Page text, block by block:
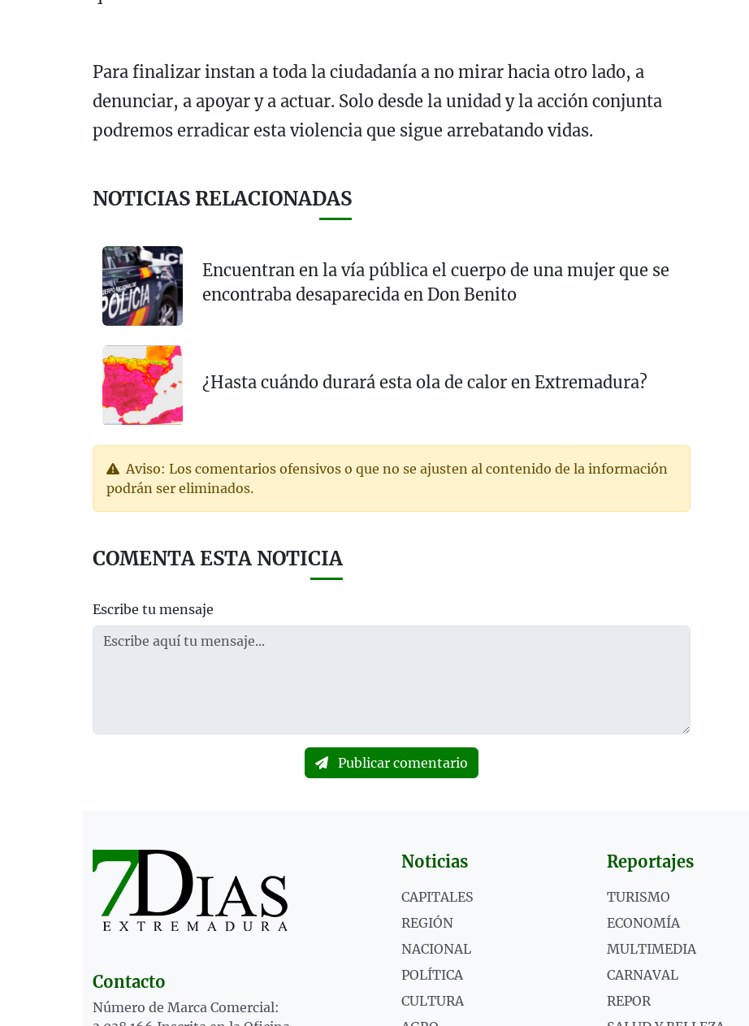
Para finalizar instan a toda la ciudadanía a no mirar hacia otro lado, a
denunciar, a apoyar y a actuar. Solo desde la unidad y la acción conjunta
podremos erradicar esta violencia que sigue arrebatando vidas.
NOTICIAS RELACIONADAS
Encuentran en la vía pública el cuerpo de una mujer que se
encontraba desaparecida en Don Benito
¿Hasta cuándo durará esta ola de calor en Extremadura?
Aviso: Los comentarios ofensivos o que no se ajusten al contenido de la información
podrán ser eliminados.
COMENTA ESTA NOTICIA
Escribe tu mensaje
Publicar comentario
Contacto
Número de Marca Comercial:
Noticias
CAPITALES
REGIÓN
NACIONAL
POLÍTICA
CULTURA
Reportajes
TURISMO
ECONOMÍA
MULTIMEDIA
CARNAVAL
REPOR